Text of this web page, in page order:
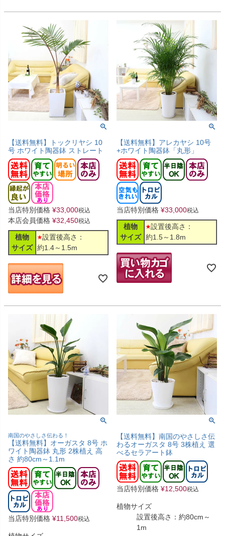
【送料無料】トックリヤシ 10
号 ホワイト陶器鉢 ストレート
当店特別価格 ¥33,000税込
本店会員価格 ¥32,450税込
植物
サイズ
設置後高さ：
約1.4～1.5m
【送料無料】アレカヤシ 10号
+ホワイト陶器鉢「丸形」
当店特別価格 ¥33,000税込
植物
サイズ
設置後高さ：
約1.5～1.8m
南国のやさしさ伝わる！
【送料無料】オーガスタ 8号 ホ
ワイト陶器鉢 丸形 2株植え 高
さ 約80cm～1.1m
当店特別価格 ¥11,500税込
【送料無料】南国のやさしさ伝
わるオーガスタ 8号 3株植え 選
べるセラアート鉢
当店特別価格 ¥12,500税込
植物サイズ
設置後高さ：約80cm～
1m